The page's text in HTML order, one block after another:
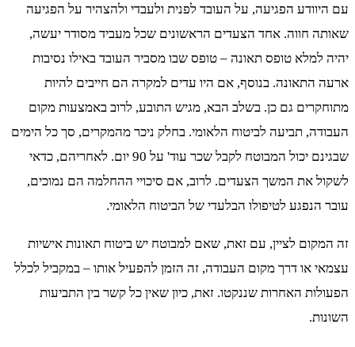
עם היוודע הפגיעה, על העובד לפנית ולעבדי ולהצהיר על הפגיעה
שאותה חווה. אחד הצעדים הראשונים שכל מעביד מסודר יעשה,
יהיה למלא טופס תאונה – טופס שבו מסביר העובד באילו נסיבות
ארעה התאונה. בנוסף, אם היו עדים למקרה הם חייבים להיות
מתוחקרים גם כן. בשלב הבא, מגיש התובע, לרוב באמצעות מקום
העבודה, תביעה לביטוח הלאומי. בחלק ניכר מהמקרים, סך כל הימים
שבגינם יכול המבוטח לקבל שכר עוד' על 90 יום. לאחריהם, כדאי
לשקול את המשך הצעדים. לרוב, אם סיכויי ההחלמה הם נמוכים,
עובר הנפגע לטיפולו הבלעדי של הביטוח הלאומי.
זה המקום לציין, עם זאת, שאם למבוטח יש ביטוח תאונות אישיות
עצמאי או דרך מקום העבודה, זה הזמן להפעיל אותו – במקביל לכלל
הפעולות האחרות שננקטו. זאת, כיון שאין כל קשר בין התביעות
השונות.